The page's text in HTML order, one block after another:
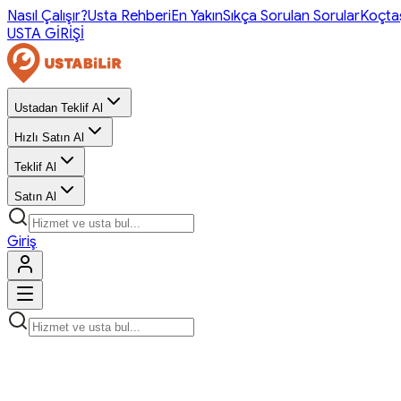
Nasıl Çalışır?Usta RehberiEn YakınSıkça Sorulan Sorular
USTA GİRİŞİ
Ustadan Teklif Al
Hızlı Satın Al
Teklif Al
Satın Al
Giriş